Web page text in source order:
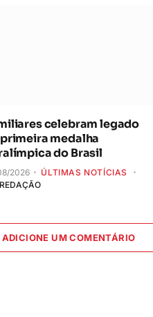
celebram legado
medalha
do Brasil
2026
ÚLTIMAS NOTÍCIAS
REDAÇÃO
ADICIONE UM COMENTÁRIO